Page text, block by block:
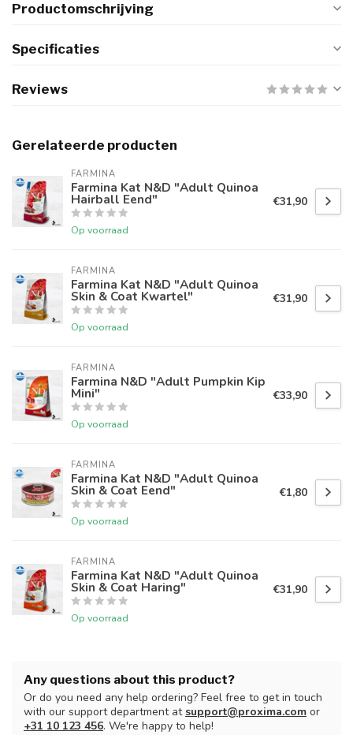
Productomschrijving
Specificaties
Reviews
Gerelateerde producten
FARMINA
Farmina Kat N&D "Adult Quinoa
Hairball Eend"
Op voorraad
€31,90
FARMINA
Farmina Kat N&D "Adult Quinoa
Skin & Coat Kwartel"
Op voorraad
€31,90
FARMINA
Farmina N&D "Adult Pumpkin Kip
Mini"
Op voorraad
€33,90
FARMINA
Farmina Kat N&D "Adult Quinoa
Skin & Coat Eend"
Op voorraad
€1,80
FARMINA
Farmina Kat N&D "Adult Quinoa
Skin & Coat Haring"
Op voorraad
€31,90
Any questions about this product?
Or do you need any help ordering? Feel free to get in touch
with our support department atsupport@proxima.com or
+31 10 123 456. We're happy to help!